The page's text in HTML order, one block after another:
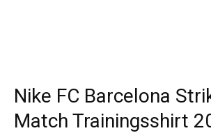
Nike FC Barcelona
Match Trainingsshirt